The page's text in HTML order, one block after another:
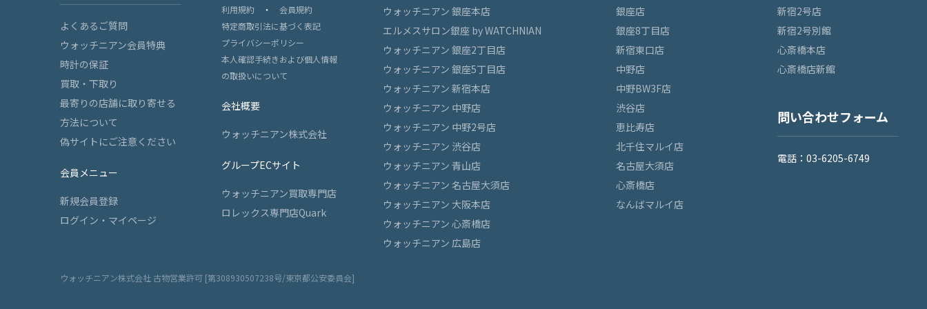
よくあるご質問
ウォッチニアン会員特典
時計の保証
買取・下取り
最寄りの店舗に取り寄せる
方法について
偽サイトにご注意ください
会員メニュー
新規会員登録
ログイン・マイページ
利用規約 ・ 会員規約
特定商取引法に基づく表記
プライバシーポリシー
本人確認手続きおよび個人情報
の取扱いについて
会社概要
ウォッチニアン株式会社
グループECサイト
ウォッチニアン買取専門店
ロレックス専門店Quark
ウォッチニアン 銀座本店
エルメスサロン銀座 by WATCHNIAN
ウォッチニアン 銀座2丁目店
ウォッチニアン 銀座5丁目店
ウォッチニアン 新宿本店
ウォッチニアン 中野店
ウォッチニアン 中野2号店
ウォッチニアン 渋谷店
ウォッチニアン 青山店
ウォッチニアン 名古屋大須店
ウォッチニアン 大阪本店
ウォッチニアン 心斎橋店
ウォッチニアン 広島店
銀座店
銀座8丁目店
新宿東口店
中野店
中野BW3F店
渋谷店
恵比寿店
北千住マルイ店
名古屋大須店
心斎橋店
なんばマルイ店
新宿2号店
新宿2号別館
心斎橋本店
心斎橋店新館
問い合わせフォーム
電話：03-6205-6749
ウォッチニアン株式会社 古物営業許可 [第308930507238号/東京都公安委員会]